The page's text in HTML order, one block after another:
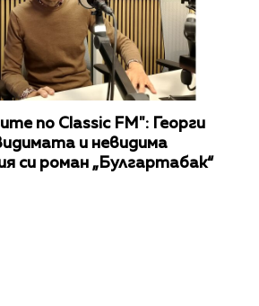
по Classic FM": Георги
и невидима
си роман „Булгартабак“